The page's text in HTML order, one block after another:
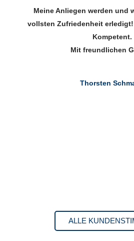
Meine Anliegen werden und
vollsten Zufriedenheit
Kompetent.
Mit freundlichen
Thorsten
ALLE